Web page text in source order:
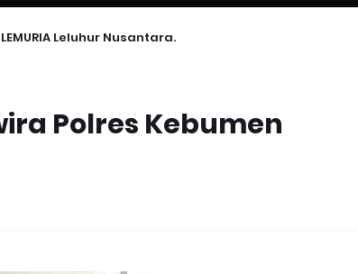
Leluhur Nusantara.
Polres Kebumen